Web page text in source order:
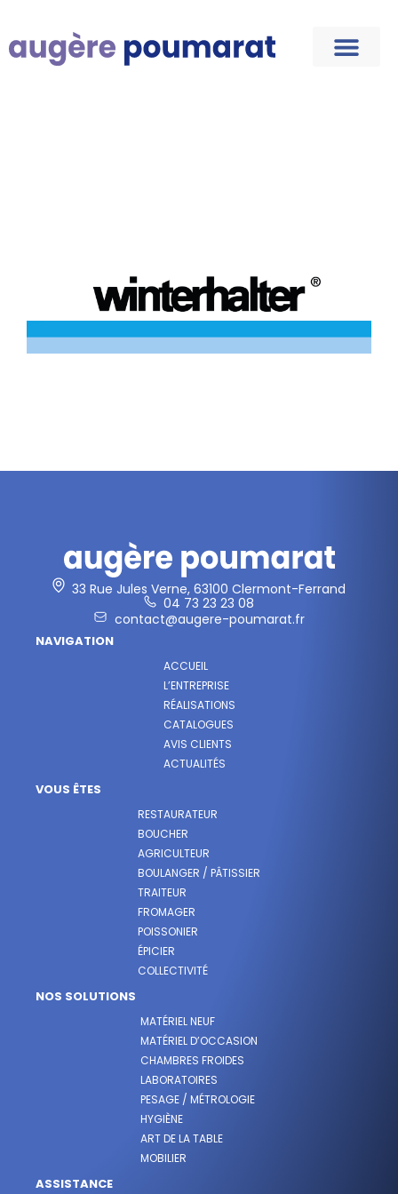
33 Rue Jules Verne, 63100 Clermont-Ferrand
04 73 23 23 08
contact@augere-poumarat.fr
NAVIGATION
ACCUEIL
L’ENTREPRISE
RÉALISATIONS
CATALOGUES
AVIS CLIENTS
ACTUALITÉS
VOUS ÊTES
RESTAURATEUR
BOUCHER
AGRICULTEUR
BOULANGER / PÂTISSIER
TRAITEUR
FROMAGER
POISSONIER
ÉPICIER
COLLECTIVITÉ
NOS SOLUTIONS
MATÉRIEL NEUF
MATÉRIEL D’OCCASION
CHAMBRES FROIDES
LABORATOIRES
PESAGE / MÉTROLOGIE
HYGIÈNE
ART DE LA TABLE
MOBILIER
ASSISTANCE